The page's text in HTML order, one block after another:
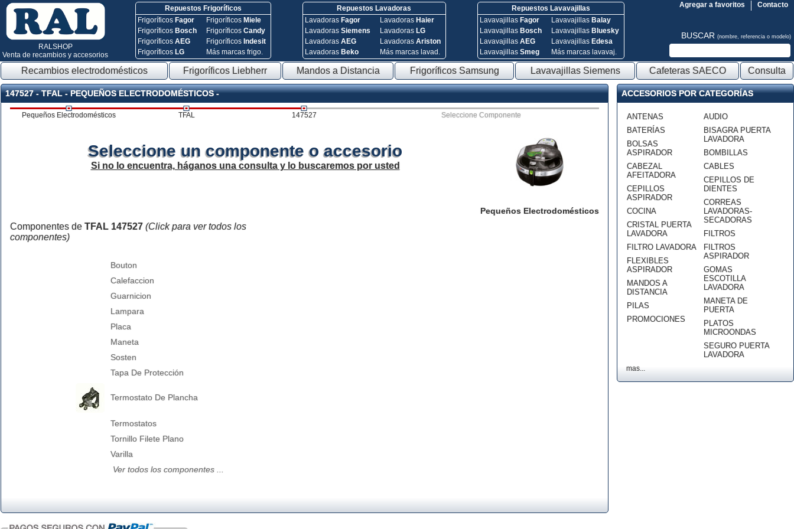
RALSHOP
Venta de recambios y accesorios
Repuestos Frigoríficos
Frigoríficos Fagor
Frigoríficos Bosch
FrigoríficosAEG
Frigoríficos LG
Frigoríficos Miele
FrigoríficosCandy
Frigoríficos Indesit
Más marcas frigo.
Repuestos Lavadoras
Lavadoras Fagor
Lavadoras Siemens
Lavadoras AEG
Lavadoras Beko
Lavadoras Haier
Lavadoras LG
Lavadoras Ariston
Más marcas lavad.
Repuestos Lavavajillas
Lavavajillas Fagor
Lavavajillas Bosch
Lavavajillas AEG
Lavavajillas Smeg
Lavavajillas Balay
Lavavajillas Bluesky
Lavavajillas Edesa
Más marcas lavavaj.
Contacto
Agregar a favoritos
BUSCAR (nombre, referencia o modelo)
Recambios electrodomésticos Frigoríficos Liebherr Mandos a Distancia Frigoríficos Samsung Lavavajillas Siemens Cafeteras SAECO Consulta
147527 - TFAL - PEQUEÑOS ELECTRODOMÉSTICOS -
Pequeños Electrodomésticos TFAL 147527 Seleccione Componente
Pequeños Electrodomésticos
Seleccione un componente o accesorio
Si no lo encuentra, háganos una consulta y lo buscaremos por usted
Componentes de TFAL 147527 (Click para ver todos los
componentes)
Bouton
Calefaccion
Guarnicion
Lampara
Placa
Maneta
Sosten
Tapa De Protección
Termostato De Plancha
Termostatos
Tornillo Filete Plano
Varilla
Ver todos los componentes ...
ACCESORIOS POR CATEGORÍAS
ANTENAS
BATERÍAS
BOLSAS
ASPIRADOR
CABEZAL
AFEITADORA
CEPILLOS
ASPIRADOR
COCINA
CRISTAL PUERTA
LAVADORA
FILTRO LAVADORA
FLEXIBLES
ASPIRADOR
MANDOS A
DISTANCIA
PILAS
PROMOCIONES
AUDIO
BISAGRA PUERTA
LAVADORA
BOMBILLAS
CABLES
CEPILLOS DE
DIENTES
CORREAS
LAVADORAS-
SECADORAS
FILTROS
FILTROS
ASPIRADOR
GOMAS
ESCOTILLA
LAVADORA
MANETA DE
PUERTA
PLATOS
MICROONDAS
SEGURO PUERTA
LAVADORA
mas...